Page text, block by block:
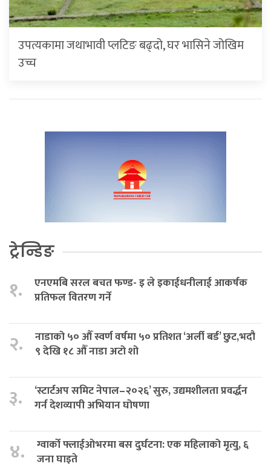
उपत्यकामा जथाभावी प्लटिङ बढ्दो, घर भासिने जोखिम
उच्च
ट्रेन्डिङ
१.
एनएमबि सरल बचत फण्ड- इ ले इकाईधनीलाई आकर्षक
प्रतिफल वितरण गर्ने
२.
नाडाको ५० औँ स्वर्ण वर्षमा ५० प्रतिशत ‘अर्ली बर्ड’ छुट,भदौ
९ देखि १८ औँ नाडा अटो शो
३.
‘स्टार्टअप समिट नेपाल–२०२६’ सुरु, उद्यमशीलता प्रवर्द्धन
गर्न देशव्यापी अभियान घोषणा
४.
ग्वार्को फ्लाईओभरमा बस दुर्घटना: एक महिलाको मृत्यु, ६
जना घाइते